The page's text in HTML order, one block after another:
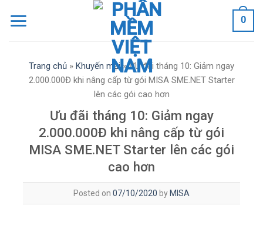
0
Trang chủ » Khuyến mại»Ưu đãi tháng 10: Giảm ngay
2.000.000Đ khi nâng cấp từ gói MISA SME.NET Starter
lên các gói cao hơn
Ưu đãi tháng 10: Giảm ngay
2.000.000Đ khi nâng cấp từ gói
MISA SME.NET Starter lên các gói
cao hơn
Posted on 07/10/2020 by MISA